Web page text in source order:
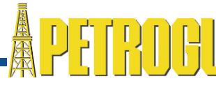
contenido